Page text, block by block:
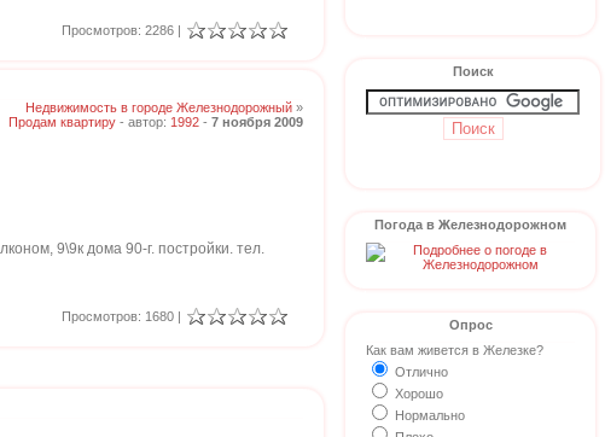
Просмотров: 2286 |
Недвижимость в городе Железнодорожный »
Продам квартиру - автор: 1992 - 7 ноября 2009
9\9к дома 90-г. постройки. тел.
Просмотров: 1680 |
Поиск
Погода в Железнодорожном
Опрос
Как вам живется в Железке?
Отлично
Хорошо
Нормально